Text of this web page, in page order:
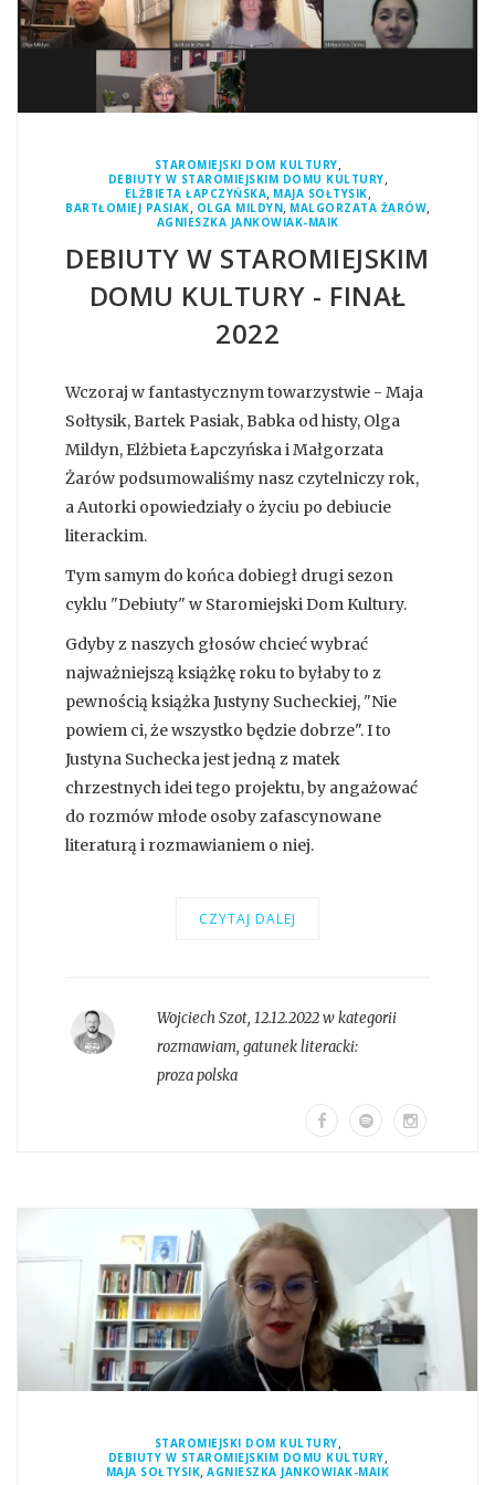
STAROMIEJSKI DOM KULTURY,
DEBIUTY W STAROMIEJSKIM DOMU KULTURY,
ELŻBIETA ŁAPCZYŃSKA, MAJA SOŁTYSIK,
BARTŁOMIEJ PASIAK, OLGA MILDYN, MALGORZATA ŻARÓW,
AGNIESZKA JANKOWIAK-MAIK
DEBIUTY W STAROMIEJSKIM
DOMU KULTURY - FINAŁ
2022
Wczoraj w fantastycznym towarzystwie - Maja
Sołtysik, Bartek Pasiak, Babka od histy, Olga
Mildyn, Elżbieta Łapczyńska i Małgorzata
Żarów podsumowaliśmy nasz czytelniczy rok,
a Autorki opowiedziały o życiu po debiucie
literackim.
Tym samym do końca dobiegł drugi sezon
cyklu "Debiuty" w Staromiejski Dom Kultury.
Gdyby z naszych głosów chcieć wybrać
najważniejszą książkę roku to byłaby to z
pewnością książka Justyny Sucheckiej, "Nie
powiem ci, że wszystko będzie dobrze". I to
Justyna Suchecka jest jedną z matek
chrzestnych idei tego projektu, by angażować
do rozmów młode osoby zafascynowane
literaturą i rozmawianiem o niej.
CZYTAJ DALEJ
Wojciech Szot, 12.12.2022 w kategorii
rozmawiam, gatunek literacki:
proza polska
STAROMIEJSKI DOM KULTURY,
DEBIUTY W STAROMIEJSKIM DOMU KULTURY,
MAJA SOŁTYSIK,AGNIESZKA JANKOWIAK-MAIK